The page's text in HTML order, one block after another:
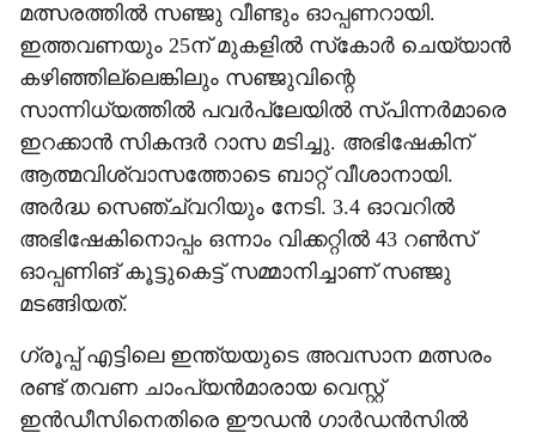
മത്സരത്തില്‍ സഞ്ജു വീണ്ടും ഓപ്പണറായി.
ഇത്തവണയും 25ന് മുകളില്‍ സ്‌കോര്‍ ചെയ്യാന്‍
കഴിഞ്ഞില്ലെങ്കിലും സഞ്ജുവിന്റെ
സാന്നിധ്യത്തില്‍ പവര്‍പ്ലേയില്‍ സ്പിന്നര്‍മാരെ
ഇറക്കാന്‍ സികന്ദര്‍ റാസ മടിച്ചു. അഭിഷേകിന്
ആത്മവിശ്വാസത്തോടെ ബാറ്റ് വീശാനായി.
അര്‍ദ്ധ സെഞ്ച്വറിയും നേടി. 3.4 ഓവറില്‍
അഭിഷേകിനൊപ്പം ഒന്നാം വിക്കറ്റില്‍ 43 റണ്‍സ്
ഓപ്പണിങ് കൂട്ടുകെട്ട് സമ്മാനിച്ചാണ് സഞ്ജു
മടങ്ങിയത്.
ഗ്രൂപ്പ് എട്ടിലെ ഇന്ത്യയുടെ അവസാന മത്സരം
രണ്ട് തവണ ചാംപ്യന്‍മാരായ വെസ്റ്റ്
ഇന്‍ഡീസിനെതിരെ ഈഡന്‍ ഗാര്‍ഡന്‍സില്‍